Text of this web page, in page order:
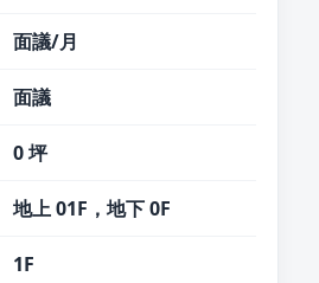
面議/月
面議
0 坪
地上 01F，地下 0F
1F